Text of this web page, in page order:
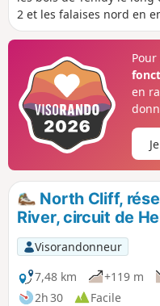
2 et les falaises nord en
partie du sentier de la
en
North Cliff,
River, circuit de
Visorandonneur
7,48 km
+119 m
2h 30
Facile